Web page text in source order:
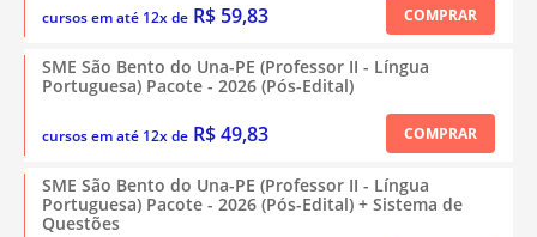
cursos em até 12x de R$ 59,83 COMPRAR
SME São Bento do Una-PE (Professor II - Língua
Portuguesa) Pacote - 2026 (Pós-Edital)
cursos em até 12x de R$ 49,83 COMPRAR
SME São Bento do Una-PE (Professor II - Língua
Portuguesa) Pacote - 2026 (Pós-Edital) + Sistema de
Questões